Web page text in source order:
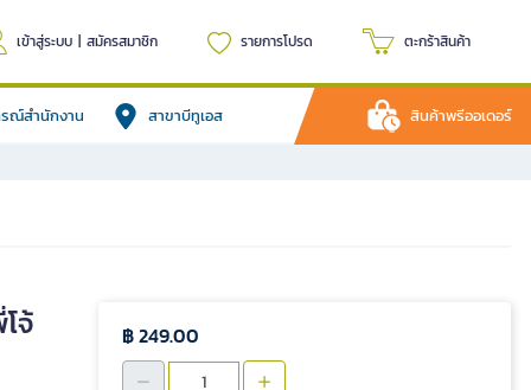
เข้าสู่ระบบ | สมัครสมาชิก รายการโปรด ตะกร้าสินค้า
รณ์สำนักงาน สาขาบีทูเอส สินค้าพรีออเดอร์
จ้ ฿ 249.00